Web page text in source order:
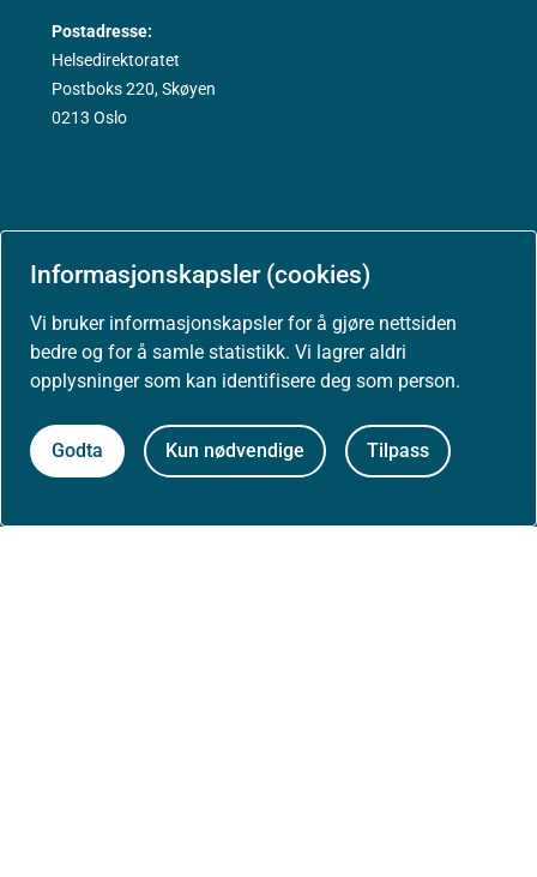
Informasjonskapsler (cookies)
Vi bruker informasjonskapsler for å gjøre nettsiden
bedre og for å samle statistikk. Vi lagrer aldri
opplysninger som kan identifisere deg som person.
Godta Kun nødvendige Tilpass
Postadresse:
Helsedirektoratet
Postboks 220, Skøyen
0213 Oslo
Aktuelt
Nyheter